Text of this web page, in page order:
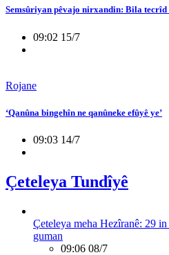
Semsûriyan pêvajo nirxandin: Bila tecrîd
09:02 15/7
Rojane
‘Qanûna bingehîn ne qanûneke efûyê ye’
09:03 14/7
Çeteleya Tundîyê
Çeteleya meha Hezîranê: 29
guman
09:06 08/7